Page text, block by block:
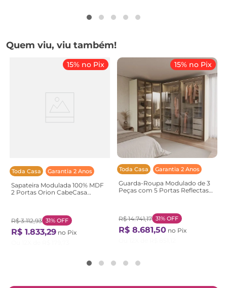
Quem viu, viu também!
Toda Casa Garantia 2 Anos
15% no Pix
Sapateira Modulada 100% MDF
2 Portas Orion CabeCasa
R$ 3.112,93 31% OFF
R$ 1.833,29 no Pix
Toda Casa Garantia 2 Anos
15% no Pix
Guarda-Roupa Modulado de 3
Peças com 5 Portas Reflectas
Aveia/Reflecta
R$ 14.741,17 31% OFF
R$ 8.681,50 no Pix